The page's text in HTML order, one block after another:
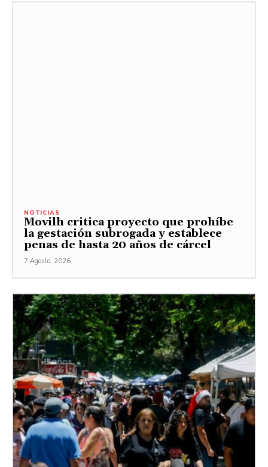
NOTICIAS
Movilh critica proyecto que prohíbe
la gestación subrogada y establece
penas de hasta 20 años de cárcel
7 Agosto, 2026